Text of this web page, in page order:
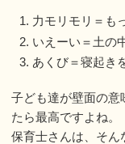
力モリモリ＝も
いえーい＝土の
あくび＝寝起き
子ども達が壁面の
たら最高ですよね。
保育士さんは、そ